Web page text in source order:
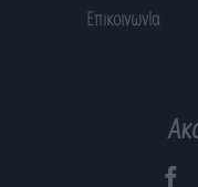
Επικοινωνία